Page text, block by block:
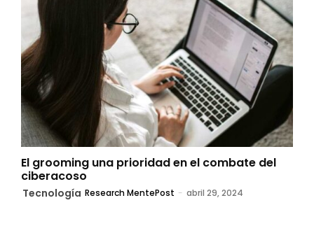
El grooming una prioridad en el combate del
ciberacoso
Tecnología Research MentePost - abril 29, 2024